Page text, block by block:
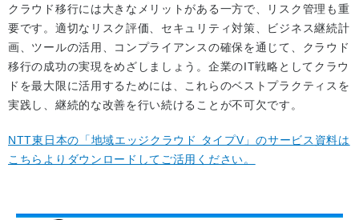
クラウド移行には大きなメリットがある一方で、リスク管理も重
要です。適切なリスク評価、セキュリティ対策、ビジネス継続計
画、ツールの活用、コンプライアンスの確保を通じて、クラウド
移行の成功の実現をめざしましょう。企業のIT戦略としてクラウ
ドを最大限に活用するためには、これらのベストプラクティスを
実践し、継続的な改善を行い続けることが不可欠です。
NTT東日本の「地域エッジクラウド タイプV」のサービス資料は
こちらよりダウンロードしてご活用ください。